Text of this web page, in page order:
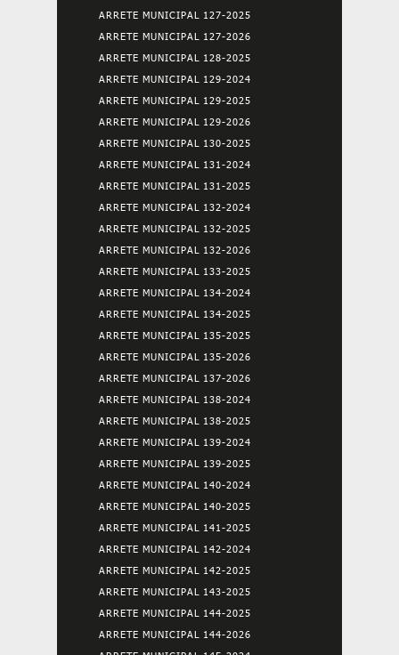
ARRETE MUNICIPAL 127-2025
ARRETE MUNICIPAL 127-2026
ARRETE MUNICIPAL 128-2025
ARRETE MUNICIPAL 129-2024
ARRETE MUNICIPAL 129-2025
ARRETE MUNICIPAL 129-2026
ARRETE MUNICIPAL 130-2025
ARRETE MUNICIPAL 131-2024
ARRETE MUNICIPAL 131-2025
ARRETE MUNICIPAL 132-2024
ARRETE MUNICIPAL 132-2025
ARRETE MUNICIPAL 132-2026
ARRETE MUNICIPAL 133-2025
ARRETE MUNICIPAL 134-2024
ARRETE MUNICIPAL 134-2025
ARRETE MUNICIPAL 135-2025
ARRETE MUNICIPAL 135-2026
ARRETE MUNICIPAL 137-2026
ARRETE MUNICIPAL 138-2024
ARRETE MUNICIPAL 138-2025
ARRETE MUNICIPAL 139-2024
ARRETE MUNICIPAL 139-2025
ARRETE MUNICIPAL 140-2024
ARRETE MUNICIPAL 140-2025
ARRETE MUNICIPAL 141-2025
ARRETE MUNICIPAL 142-2024
ARRETE MUNICIPAL 142-2025
ARRETE MUNICIPAL 143-2025
ARRETE MUNICIPAL 144-2025
ARRETE MUNICIPAL 144-2026